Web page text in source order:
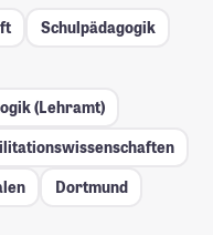
Schulpädagogik
(Lehramt)
Dortmund